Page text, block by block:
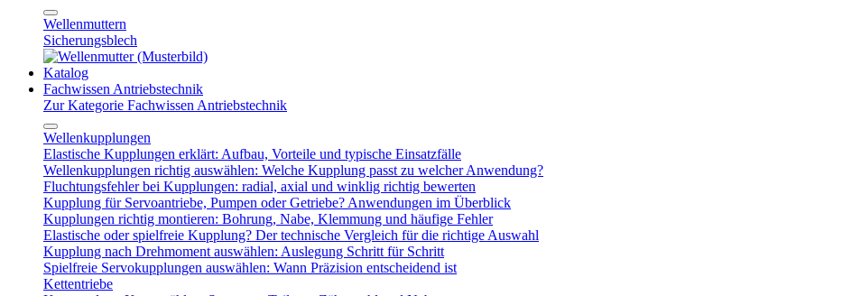
Wellenmuttern
Sicherungsblech
Katalog
Fachwissen Antriebstechnik
Zur Kategorie Fachwissen Antriebstechnik
Wellenkupplungen
Elastische Kupplungen erklärt: Aufbau, Vorteile und typische Einsatzfälle
Wellenkupplungen richtig auswählen: Welche Kupplung passt zu welcher Anwendung?
Fluchtungsfehler bei Kupplungen: radial, axial und winklig richtig bewerten
Kupplung für Servoantriebe, Pumpen oder Getriebe? Anwendungen im Überblick
Kupplungen richtig montieren: Bohrung, Nabe, Klemmung und häufige Fehler
Elastische oder spielfreie Kupplung? Der technische Vergleich für die richtige Auswahl
Kupplung nach Drehmoment auswählen: Auslegung Schritt für Schritt
Spielfreie Servokupplungen auswählen: Wann Präzision entscheidend ist
Kettentriebe